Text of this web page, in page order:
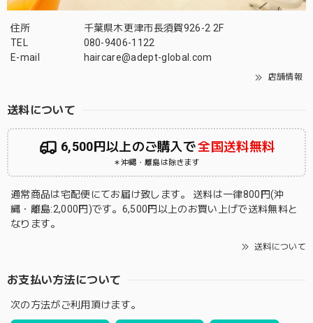
住所
千葉県木更津市長須賀926-2 2F
TEL
080-9406-1122
E-mail
haircare@adept-global.com
店舗情報
送料について
6,500円以上のご購入で全国送料無料
＊沖縄・離島は除きます
通常商品は宅配便にてお届け致します。 送料は一律800円(沖
縄・離島:2,000円)です。6,500円以上のお買い上げで送料無料と
なります。
送料について
お支払い方法について
次の方法がご利用頂けます。